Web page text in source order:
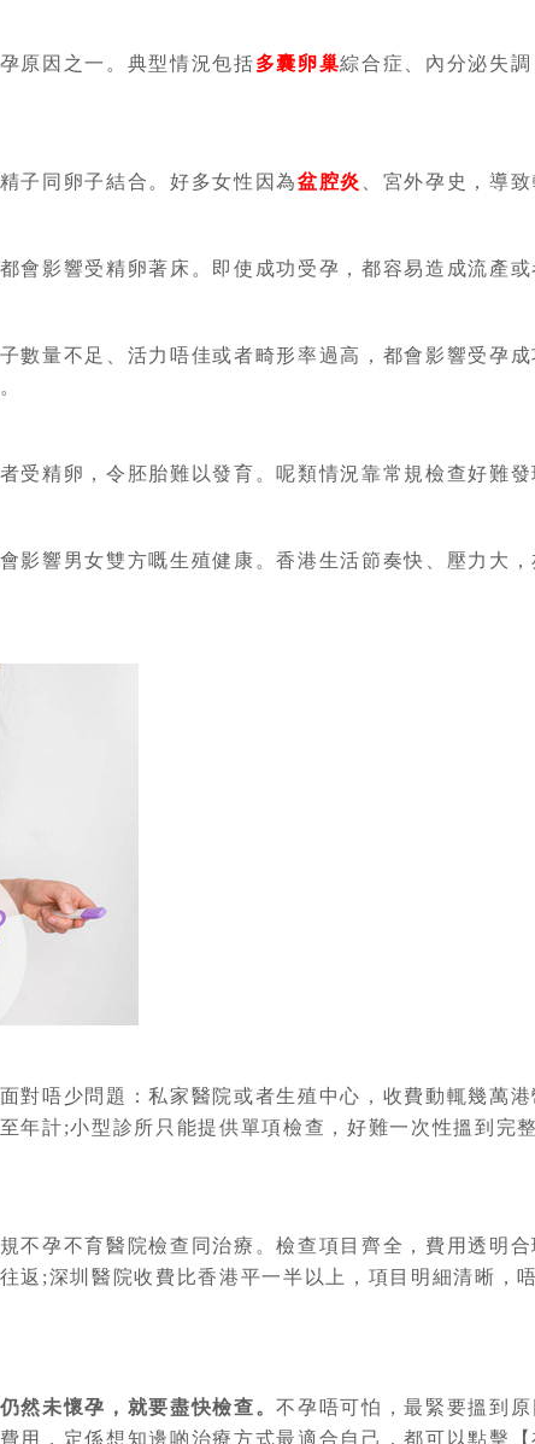
因之一。典型情況包括多囊卵巢綜合症、內分泌失
同卵子結合。好多女性因為盆腔炎 、宮外孕史，導
都會影響受精卵著床。即使成功受孕，都容易造成流產或
量不足、活力唔佳或者畸形率過高，都會影響受孕成
精卵，令胚胎難以發育。呢類情況靠常規檢查好難發
響男女雙方嘅生殖健康。香港生活節奏快、壓力大，
唔少問題：私家醫院或者生殖中心，收費動輒幾萬港
年計;小型診所只能提供單項檢查，好難一次性搵到完
孕不育醫院檢查同治療。檢查項目齊全，費用透明合
返;深圳醫院收費比香港平一半以上，項目明細清晰，
然未懷孕，就要盡快檢查。不孕唔可怕，最緊要搵到
用，定係想知邊啲治療方式最適合自己，都可以點擊【